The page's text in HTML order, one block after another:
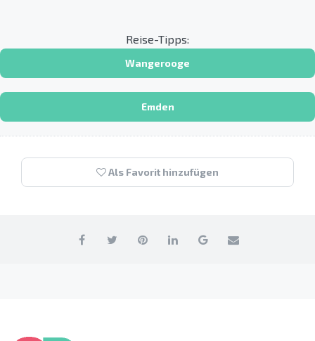
Reise-Tipps:
Wangerooge
Emden
Als Favorit hinzufügen